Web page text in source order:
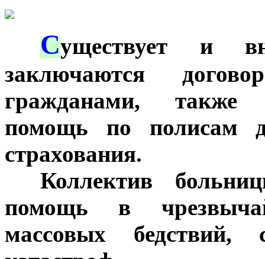
Существует и
заключаются
гражданами, также
помощь по полисам
страхования.
Коллектив
помощь в
массовых бедствий,